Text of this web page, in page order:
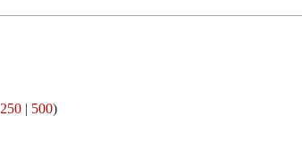
250 | 500)